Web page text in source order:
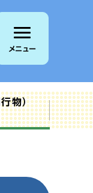
メニュー
物）